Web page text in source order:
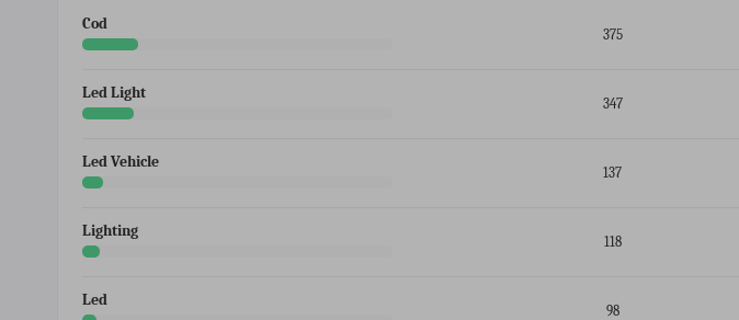
Cod
375
Led Light
347
Led Vehicle
137
Lighting
118
Led
98